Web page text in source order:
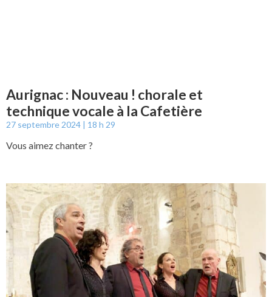
Aurignac : Nouveau ! chorale et
technique vocale à la Cafetière
27 septembre 2024 18 h 29
Vous aimez chanter ?